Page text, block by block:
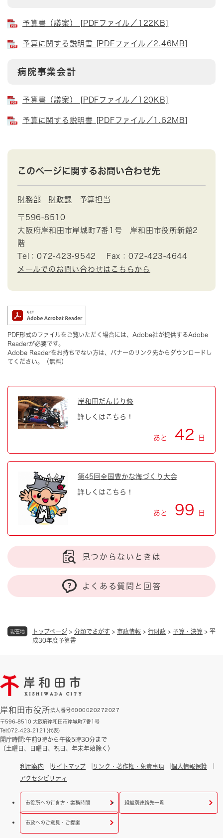
現在地 トップページ > 分類でさがす > 市政情報 > 行財政 > 予算・決算 > 平
成30年度予算書
予算書（議案） [PDFファイル／122KB]
予算に関する説明書 [PDFファイル／2.46MB]
病院事業会計
予算書（議案） [PDFファイル／120KB]
予算に関する説明書 [PDFファイル／1.62MB]
このページに関するお問い合わせ先
財務部 財政課 予算担当
〒596-8510
大阪府岸和田市岸城町7番1号 岸和田市役所新館2
階
Tel：072-423-9542
Fax：072-423-4644
メールでのお問い合わせはこちらから
PDF形式のファイルをご覧いただく場合には、Adobe社が提供するAdobe
Readerが必要です。
Adobe Readerをお持ちでない方は、バナーのリンク先からダウンロードし
てください。（無料）
岸和田だんじり祭
詳しくはこちら！
あと 42 日
第45回全国豊かな海づくり大会
詳しくはこちら！
あと 99 日
見つからないときは
よくある質問と回答
岸和田市役所法人番号6000020272027
〒596-8510 大阪府岸和田市岸城町7番1号
Tel:072-423-2121(代表)
開庁時間:午前9時から午後5時30分まで
（土曜日、日曜日、祝日、年末年始除く）
利用案内 サイトマップ リンク・著作権・免責事項
個人情報保護
アクセシビリティ
市役所への行き方・業務時間 組織別連絡先一覧
市政へのご意見・ご提案